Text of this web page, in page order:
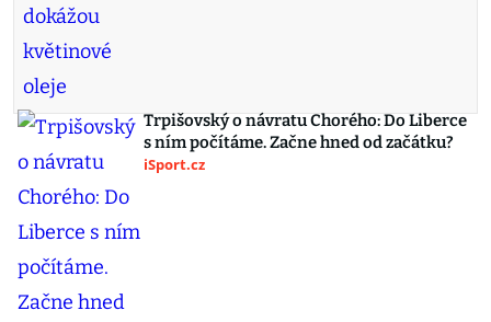
Trpišovský o návratu Chorého: Do Liberce
s ním počítáme. Začne hned od začátku?
iSport.cz